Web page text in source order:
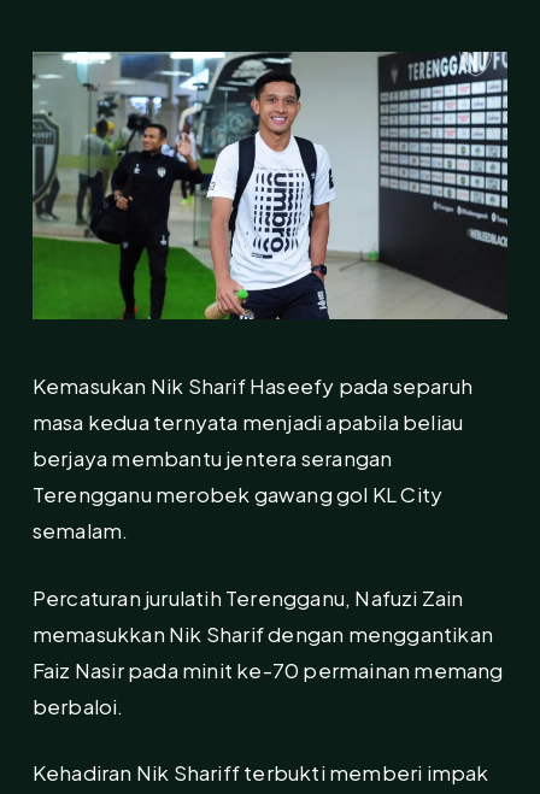
Kemasukan Nik Sharif Haseefy pada separuh
masa kedua ternyata menjadi apabila beliau
berjaya membantu jentera serangan
Terengganu merobek gawang gol KL City
semalam.
Percaturan jurulatih Terengganu, Nafuzi Zain
memasukkan Nik Sharif dengan menggantikan
Faiz Nasir pada minit ke-70 permainan memang
berbaloi.
Kehadiran Nik Shariff terbukti memberi impak